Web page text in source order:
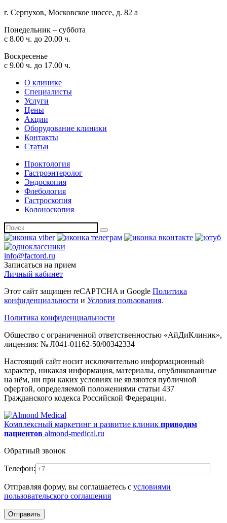
г. Серпухов, Московское шоссе, д. 82 а
Понедельник – суббота
с 8.00 ч. до 20.00 ч.
Воскресенье
с 9.00 ч. до 17.00 ч.
О клинике
Специалисты
Услуги
Цены
Акции
Оборудование клиники
Контакты
Статьи
Проктология
Гастроэнтеролог
Эндоскопия
Флебология
Гастроскопия
Колоноскопия
info@factord.ru
Записаться на прием
Личный кабинет
Этот сайт защищен reCAPTCHA и Google Политика
конфиденциальности и Условия пользования.
Политика конфиденциальности
Общество с ограниченной ответственностью «АйДиКлиник»,
лицензия: № Л041-01162-50/00342334
Настоящий сайт носит исключительно информационный
характер, никакая информация, материалы, опубликованные
на нём, ни при каких условиях не являются публичной
офертой, определяемой положениями статьи 437
Гражданского кодекса Российской Федерации.
Комплексный маркетинг и развитие клиник приводим
пациентов almond-medical.ru
Обратный звонок
Телефон:
Отправляя форму, вы соглашаетесь с условиями
пользовательского соглашения